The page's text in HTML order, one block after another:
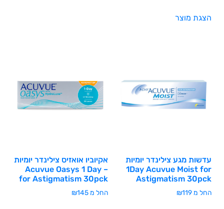
הצגת מוצר
עדשות מגע צילינדר יומיות
1Day Acuvue Moist for
Astigmatism 30pck
החל מ ₪119
אקיוביו אואזיס צילינדר יומיות
– Acuvue Oasys 1 Day
for Astigmatism 30pck
החל מ ₪145